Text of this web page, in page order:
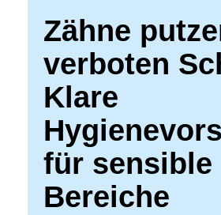
Zähne
verboten
Klare
für sensible
Bereiche